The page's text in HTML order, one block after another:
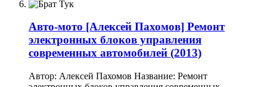
Авто-мото [Алексей Пахомов] Ремонт
электронных блоков управления
современных автомобилей (2013)
Автор: Алексей Пахомов Название: Ремонт